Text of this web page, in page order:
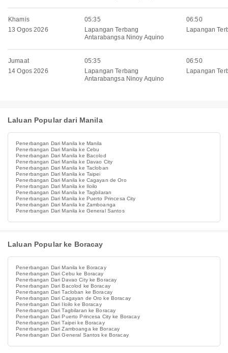
Khamis
13 Ogos 2026
05:35
Lapangan Terbang
Antarabangsa Ninoy Aquino
06:50
Lapangan
Jumaat
14 Ogos 2026
05:35
Lapangan Terbang
Antarabangsa Ninoy Aquino
06:50
Lapangan
Laluan Popular dari Manila
Penerbangan Dari Manila ke Manila
Penerbangan Dari Manila ke Cebu
Penerbangan Dari Manila ke Bacolod
Penerbangan Dari Manila ke Davao City
Penerbangan Dari Manila ke Tacloban
Penerbangan Dari Manila ke Taipei
Penerbangan Dari Manila ke Cagayan de Oro
Penerbangan Dari Manila ke Iloilo
Penerbangan Dari Manila ke Tagbilaran
Penerbangan Dari Manila ke Puerto Princesa City
Penerbangan Dari Manila ke Zamboanga
Penerbangan Dari Manila ke General Santos
Laluan Popular ke Boracay
Penerbangan Dari Manila ke Boracay
Penerbangan Dari Cebu ke Boracay
Penerbangan Dari Davao City ke Boracay
Penerbangan Dari Bacolod ke Boracay
Penerbangan Dari Tacloban ke Boracay
Penerbangan Dari Cagayan de Oro ke Boracay
Penerbangan Dari Iloilo ke Boracay
Penerbangan Dari Tagbilaran ke Boracay
Penerbangan Dari Puerto Princesa City ke Boracay
Penerbangan Dari Taipei ke Boracay
Penerbangan Dari Zamboanga ke Boracay
Penerbangan Dari General Santos ke Boracay